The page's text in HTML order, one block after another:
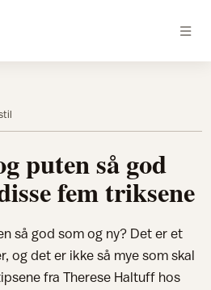
puten så god
fem triksene
så god som og ny? Det er et
og det er ikke så mye som skal
fra Therese Haltuff hos